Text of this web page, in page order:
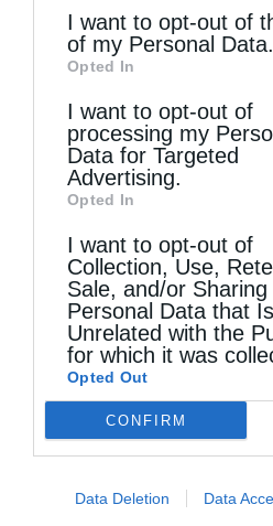
information may also
third parties on the
Downstream Participants
disclose it to other third
I want to opt-out of
of my Personal Data.
Opted In
I want to opt-out of
processing my
Data for Targeted
Advertising.
Opted In
I want to opt-out of
Collection, Use,
Sale, and/or
Personal Data that Is
Unrelated with the
for which it was
Opted Out
CONFIRM
Data Deletion Data
Όσα πρέπει να γνωρίζουμε
Άγιος Παΐσιος: Η γλυκύτητα